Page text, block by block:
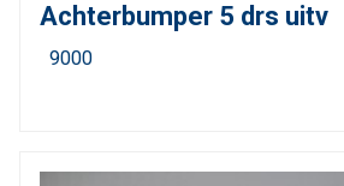
Achterbumper 5 drs uitv
9000